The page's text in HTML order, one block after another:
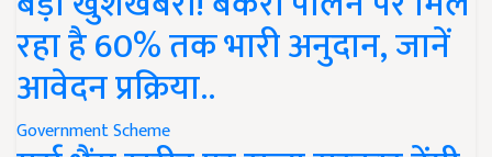
रहा है 60% तक भारी अनुदान, जानें
आवेदन प्रक्रिया..
Government Scheme